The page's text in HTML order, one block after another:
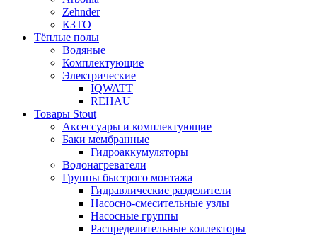
Zehnder
КЗТО
Тёплые полы
Водяные
Комплектующие
Электрические
IQWATT
REHAU
Товары Stout
Аксессуары и комплектующие
Баки мембранные
Гидроаккумуляторы
Водонагреватели
Группы быстрого монтажа
Гидравлические разделители
Насосно-смесительные узлы
Насосные группы
Распределительные коллекторы